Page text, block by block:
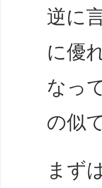
逆に
に優
なっ
の似
まず